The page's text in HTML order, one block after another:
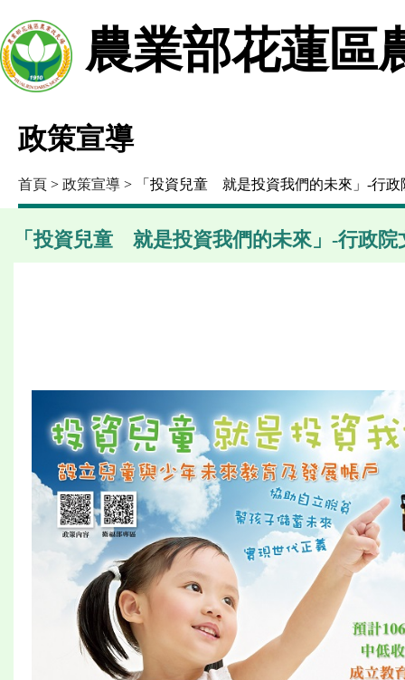
農業部花蓮區
政策宣導
首頁 > 政策宣導 > 「投資兒童 就是投資我們的未來」-行政
「投資兒童 就是投資我們的未來」-行政院